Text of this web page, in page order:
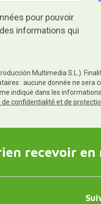
pour pouvoir
informations qui
Multimedia S.L.).
: aucune donnée ne sera
indiqué dans les
de confidentialité et de
recevoir en